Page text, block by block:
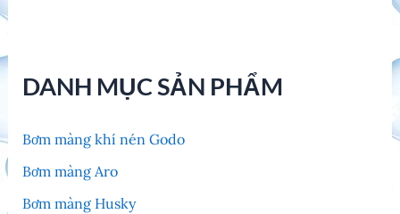
DANH MỤC SẢN PHẨM
Bơm màng khí nén Godo
Bơm màng Aro
Bơm màng Husky